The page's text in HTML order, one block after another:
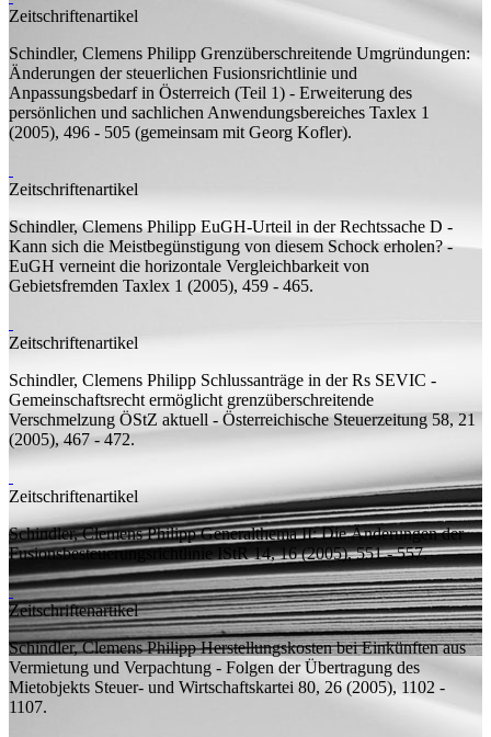
Zeitschriftenartikel
Schindler, Clemens Philipp Grenzüberschreitende Umgründungen:
Änderungen der steuerlichen Fusionsrichtlinie und
Anpassungsbedarf in Österreich (Teil 1) - Erweiterung des
persönlichen und sachlichen Anwendungsbereiches Taxlex 1
(2005), 496 - 505 (gemeinsam mit Georg Kofler).
Zeitschriftenartikel
Schindler, Clemens Philipp EuGH-Urteil in der Rechtssache D -
Kann sich die Meistbegünstigung von diesem Schock erholen? -
EuGH verneint die horizontale Vergleichbarkeit von
Gebietsfremden Taxlex 1 (2005), 459 - 465.
Zeitschriftenartikel
Schindler, Clemens Philipp Schlussanträge in der Rs SEVIC -
Gemeinschaftsrecht ermöglicht grenzüberschreitende
Verschmelzung ÖStZ aktuell - Österreichische Steuerzeitung 58, 21
(2005), 467 - 472.
Zeitschriftenartikel
Schindler, Clemens Philipp Generalthema II: Die Änderungen der
FusionsbesteuerungsrichtlinieIStR 14, 16 (2005), 551 - 557.
Zeitschriftenartikel
Schindler, Clemens Philipp Herstellungskosten bei Einkünften aus
Vermietung und Verpachtung - Folgen der Übertragung des
Mietobjekts Steuer- und Wirtschaftskartei 80, 26 (2005), 1102 -
1107.